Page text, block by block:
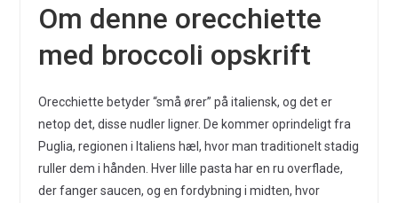
Om denne orecchiette
med broccoli opskrift
Orecchiette betyder “små ører” på italiensk, og det er
netop det, disse nudler ligner. De kommer oprindeligt fra
Puglia, regionen i Italiens hæl, hvor man traditionelt stadig
ruller dem i hånden. Hver lille pasta har en ru overflade,
der fanger saucen, og en fordybning i midten, hvor